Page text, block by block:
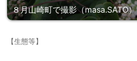
８月山崎町で撮影（masa.SATO）
【生態等】